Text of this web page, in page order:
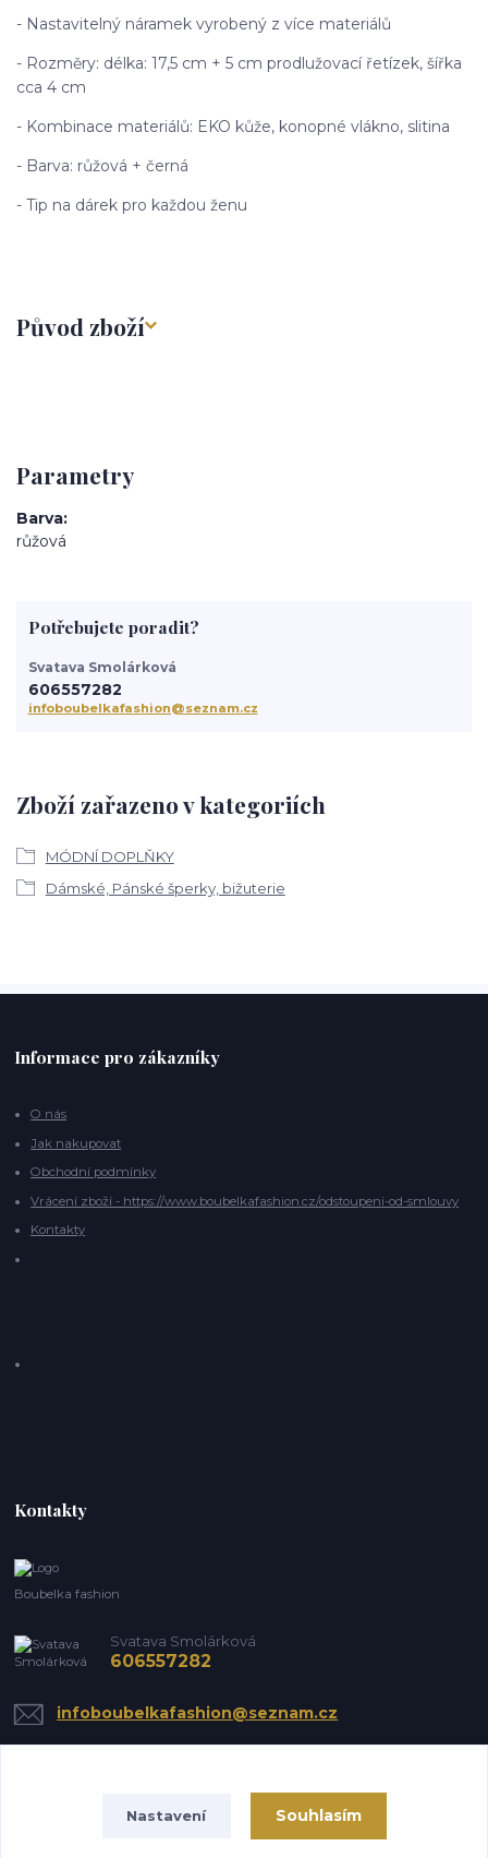
- Nastavitelný náramek vyrobený z více materiálů
- Rozměry: délka: 17,5 cm + 5 cm prodlužovací řetízek, šířka
cca 4 cm
- Kombinace materiálů: EKO kůže, konopné vlákno, slitina
- Barva: růžová + černá
- Tip na dárek pro každou ženu
Původ zboží
Parametry
Barva
růžová
Zboží zařazeno v kategoriích
MÓDNÍ DOPLŇKY
Dámské, Pánské šperky, bižuterie
Potřebujete poradit?
Svatava Smolárková
606557282
infoboubelkafashion@seznam.cz
Informace pro zákazníky
O nás
Jak nakupovat
Obchodní podmínky
Vrácení zboží - https://www.boubelkafashion.cz/odstoupeni-od-smlouvy
Kontakty
Kontakty
Boubelka fashion
Svatava Smolárková
606557282
infoboubelkafashion@seznam.cz
Nastavení Souhlasím